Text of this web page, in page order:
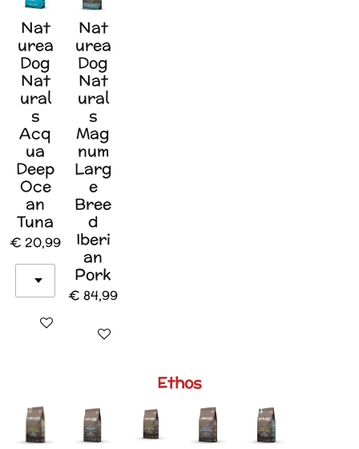
Nat
urea
Dog
Nat
ural
s
Acq
ua
Deep
Oce
an
Tuna
€ 20,99
In winkelwagen
Nat
urea
Dog
Nat
ural
s
Mag
num
Larg
e
Bree
d
Iberi
an
Pork
€ 84,99
In winkelwagen
Ethos